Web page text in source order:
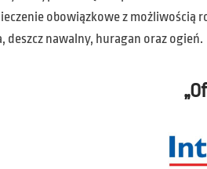
obowiązkowe z możliwością
deszcz nawalny, huragan oraz ogień.